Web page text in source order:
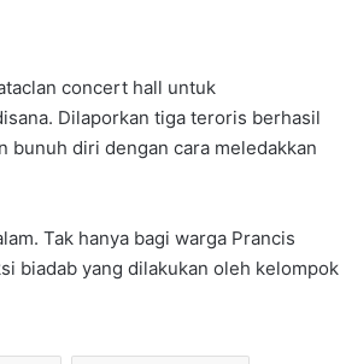
concert hall untuk
Dilaporkan tiga teroris berhasil
bunuh diri dengan cara meledakkan
Tak hanya bagi warga Prancis
biadab yang dilakukan oleh kelompok